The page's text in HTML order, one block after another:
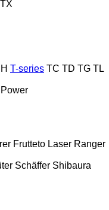
T-series TC TD TG TL
Frutteto Laser Ranger
Schäffer Shibaura